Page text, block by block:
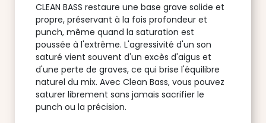
CLEAN BASS restaure une base grave solide et
propre, préservant à la fois profondeur et
punch, même quand la saturation est
poussée à l'extrême. L'agressivité d'un son
saturé vient souvent d'un excès d'aigus et
d'une perte de graves, ce qui brise l'équilibre
naturel du mix. Avec Clean Bass, vous pouvez
saturer librement sans jamais sacrifier le
punch ou la précision.